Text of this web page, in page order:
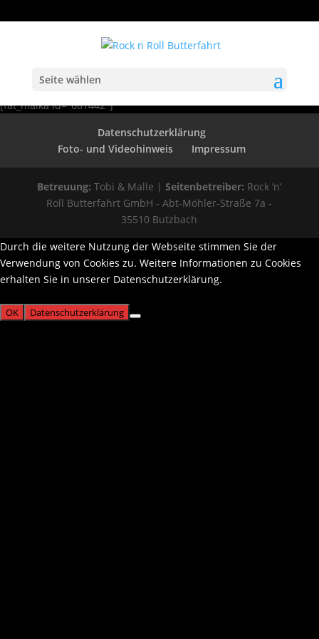
Seite wählen
[fat_maika id="681442"]
Datenschutzerklärung
Foto- und Videohinweis
Impressum
Betreuung: Tobi & Malle |Seitenbetreiber: Rock ’n‘
Roll Butterfahrt GmbH - Abt-Möhler-Straße 7a -
35510 Butzbach
Durch die weitere Nutzung der Webseite stimmen Sie der
Verwendung von Cookies zu. Weitere Informationen zu Cookies
erhalten Sie in unserer Datenschutzerklärung.
OK Datenschutzerklärung